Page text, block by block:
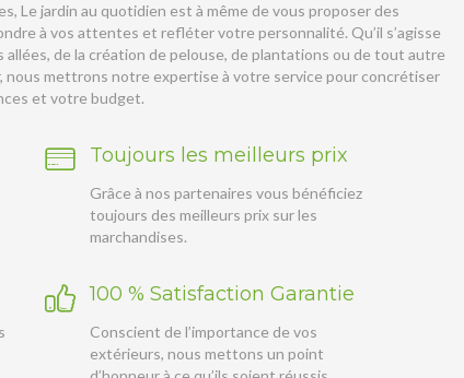
Le jardin au quotidien est à même de vous proposer des
à vos attentes et refléter votre personnalité. Qu’il s’agisse
de la création de pelouse, de plantations ou de tout autre
nous mettrons notre expertise à votre service pour concrétiser
et votre budget.
Toujours les meilleurs prix
Grâce à nos partenaires vous bénéficiez
toujours des meilleurs prix sur les
marchandises.
100 % Satisfaction Garantie
Conscient de l’importance de vos
extérieurs, nous mettons un point